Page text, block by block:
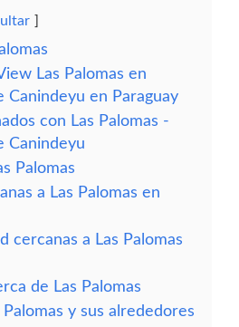
Las Palomas en
Canindeyu en Paraguay
con Las Palomas -
Canindeyu
Palomas
a Las Palomas en
cercanas a Las Palomas
de Las Palomas
y sus alrededores